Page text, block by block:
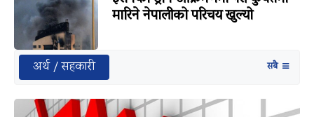
मारिने नेपालीको परिचय खुल्यो
अर्थ / सहकारी सबै